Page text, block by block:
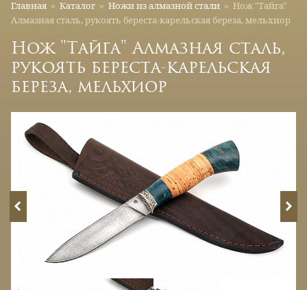
Главная » Каталог » Ножи из алмазной стали » Нож "Тайга"
Алмазная сталь, рукоять береста-карельская береза, мельхиор
Нож "Тайга" Алмазная сталь,
рукоять береста-карельская
береза, мельхиор